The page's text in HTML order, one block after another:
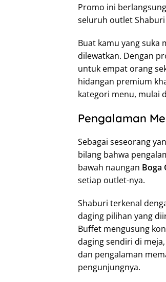
Promo ini
seluruh outlet
Buat kamu yang suka
dilewatkan. Dengan
untuk empat orang
hidangan premium
kategori menu, mulai
Pengalaman
Sebagai seseorang
bilang bahwa
bawah naungan Boga
setiap outlet-nya.
Shaburi terkenal
daging pilihan yang
Buffet mengusung
daging sendiri di
dan pengalaman
pengunjungnya.